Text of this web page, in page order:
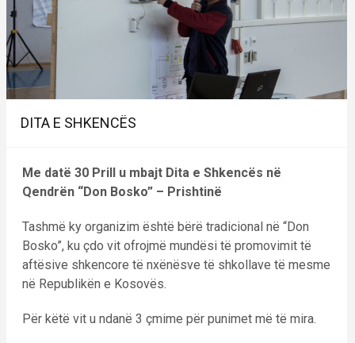
DITA E SHKENCËS
Me datë 30 Prill u mbajt Dita e Shkencës në
Qendrën “Don Bosko” – Prishtinë
Tashmë ky organizim është bërë tradicional në “Don
Bosko”, ku çdo vit ofrojmë mundësi të promovimit të
aftësive shkencore të nxënësve të shkollave të mesme
në Republikën e Kosovës.
Për këtë vit u ndanë 3 çmime për punimet më të mira.